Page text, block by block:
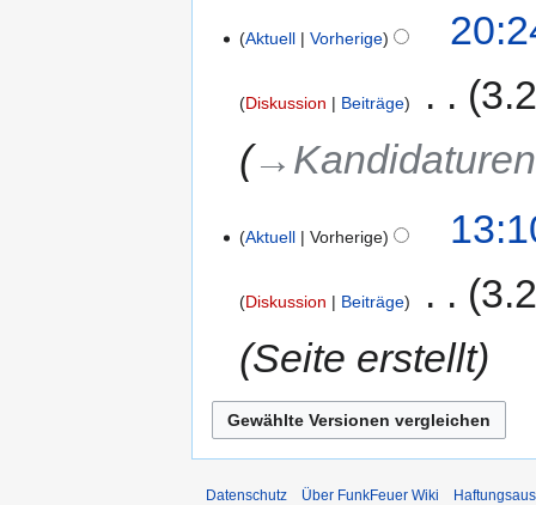
Aktuell Vorherige
Diskussion Beiträge
→‎Kandidaturen
Aktuell Vorherige
Diskussion Beiträge
Seite erstellt
Datenschutz Über FunkFeuer Wiki